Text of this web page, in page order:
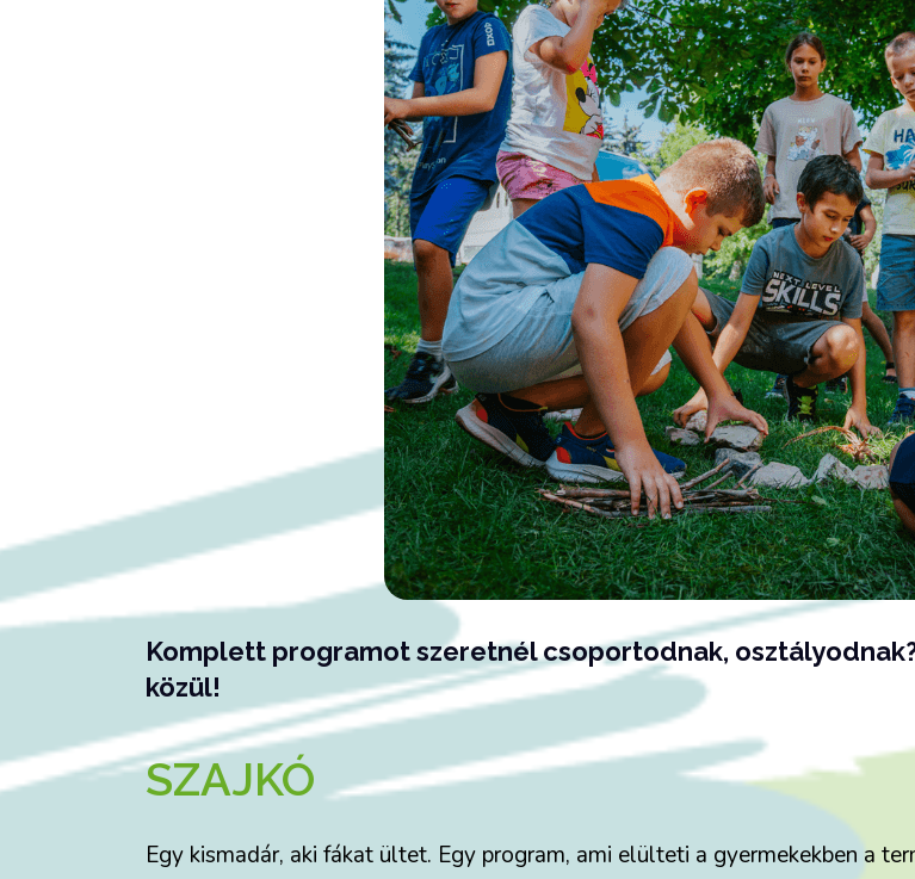
Komplett programot szeretnél csoportodnak,
közül!
SZAJKÓ
Egy kismadár, aki fákat ültet. Egy program, ami elülteti a gyermekekben a